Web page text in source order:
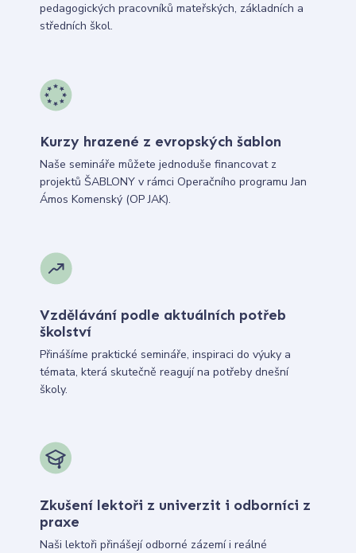
pedagogických pracovníků mateřských, základních a
středních škol.
Kurzy hrazené z evropských šablon
Naše semináře můžete jednoduše financovat z
projektů ŠABLONY v rámci Operačního programu Jan
Ámos Komenský (OP JAK).
Vzdělávání podle aktuálních potřeb
školství
Přinášíme praktické semináře, inspiraci do výuky a
témata, která skutečně reagují na potřeby dnešní
školy.
Zkušení lektoři z univerzit i odborníci z
praxe
Naši lektoři přinášejí odborné zázemí i reálné